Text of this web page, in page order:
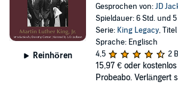
Reinhören
Gesprochen von:JD
Spieldauer: 6 Std. und
Serie: King Legacy,
Sprache: Englisch
4,5
2
15,97 € oder
Probeabo. Verlängert